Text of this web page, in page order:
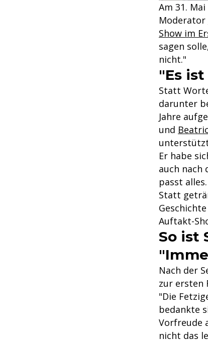
Am 31.
Moderator
Show im
sagen
nicht."
"Es
Statt
darunter
Jahre
und
Er habe
auch nach
passt
Statt
Auftakt-
So ist
Nach der
zur ersten
"Die
bedankte
Vorfreude
nicht das